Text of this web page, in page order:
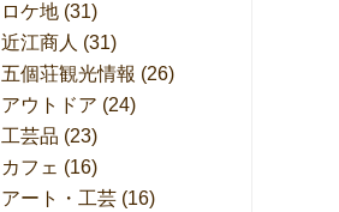
ロケ地 (31)
近江商人 (31)
五個荘観光情報 (26)
アウトドア (24)
工芸品 (23)
カフェ (16)
アート・工芸 (16)